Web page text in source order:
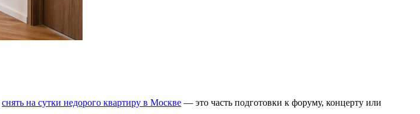
снять на сутки недорого квартиру в Москве — это часть подготовки к форуму, концерту или